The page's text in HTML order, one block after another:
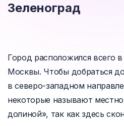
Зеленоград
Город расположился всего
Москвы. Чтобы добраться
в северо-западном
некоторые называют
долиной», так как здесь